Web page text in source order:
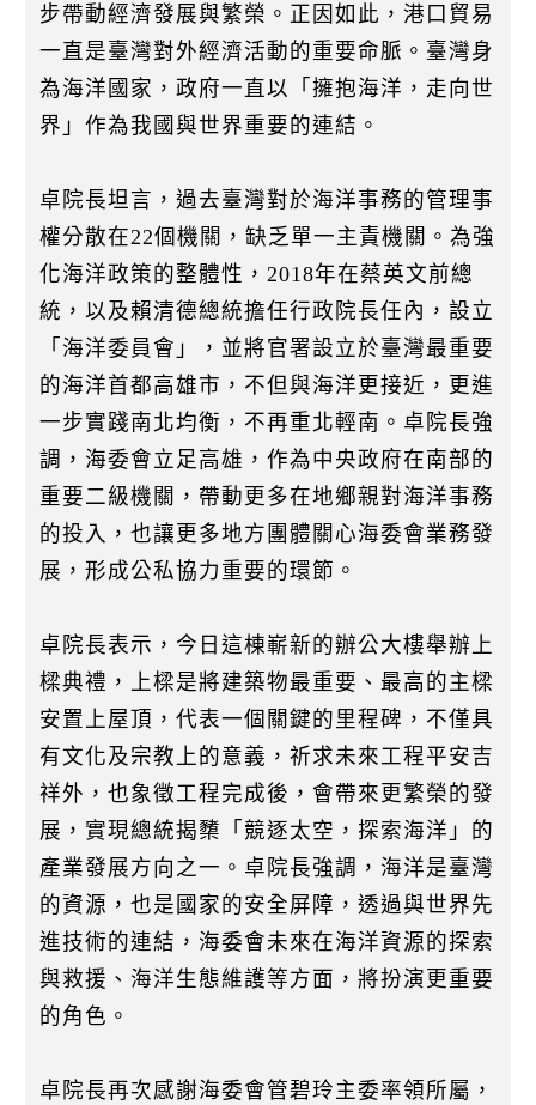
步帶動經濟發展與繁榮。正因如此，港口貿易
一直是臺灣對外經濟活動的重要命脈。臺灣身
為海洋國家，政府一直以「擁抱海洋，走向世
界」作為我國與世界重要的連結。
卓院長坦言，過去臺灣對於海洋事務的管理事
權分散在22個機關，缺乏單一主責機關。為強
化海洋政策的整體性，2018年在蔡英文前總
統，以及賴清德總統擔任行政院長任內，設立
「海洋委員會」，並將官署設立於臺灣最重要
的海洋首都高雄市，不但與海洋更接近，更進
一步實踐南北均衡，不再重北輕南。卓院長強
調，海委會立足高雄，作為中央政府在南部的
重要二級機關，帶動更多在地鄉親對海洋事務
的投入，也讓更多地方團體關心海委會業務發
展，形成公私協力重要的環節。
卓院長表示，今日這棟嶄新的辦公大樓舉辦上
樑典禮，上樑是將建築物最重要、最高的主樑
安置上屋頂，代表一個關鍵的里程碑，不僅具
有文化及宗教上的意義，祈求未來工程平安吉
祥外，也象徵工程完成後，會帶來更繁榮的發
展，實現總統揭櫫「競逐太空，探索海洋」的
產業發展方向之一。卓院長強調，海洋是臺灣
的資源，也是國家的安全屏障，透過與世界先
進技術的連結，海委會未來在海洋資源的探索
與救援、海洋生態維護等方面，將扮演更重要
的角色。
卓院長再次感謝海委會管碧玲主委率領所屬，